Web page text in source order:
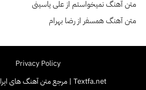
متن آهنگ نمیخواستم از علی یاسینی
متن آهنگ همسفر از رضا بهرام
Privacy Policy
Textfa.net | مرجع متن آهنگ های ایرانی و خارجی